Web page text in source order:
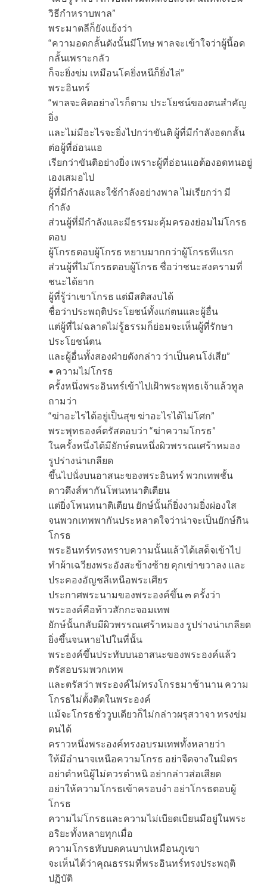
วิธีกำหราบพาล”
พระมาตลีก็ยังแย้งว่า
“ความอดกลั้นดังนั้นมีโทษ พาลจะเข้าใจว่าผู้นี้อด
กลั้นเพราะกลัว
ก็จะยิ่งข่ม เหมือนโคยิ่งหนีก็ยิ่งไล่”
พระอินทร์
“พาลจะคิดอย่างไรก็ตาม ประโยชน์ของตนสำคัญ
ยิ่ง
และไม่มีอะไรจะยิ่งไปกว่าขันติ ผู้ที่มีกำลังอดกลั้น
ต่อผู้ที่อ่อนแอ
เรียกว่าขันติอย่างยิ่ง เพราะผู้ที่อ่อนแอต้องอดทนอยู่
เองเสมอไป
ผู้ที่มีกำลังและใช้กำลังอย่างพาล ไม่เรียกว่า มี
กำลัง
ส่วนผู้ที่มีกำลังและมีธรรมะคุ้มครองย่อมไม่โกรธ
ตอบ
ผู้โกรธตอบผู้โกรธ หยาบมากกว่าผู้โกรธทีแรก
ส่วนผู้ที่ไม่โกรธตอบผู้โกรธ ชื่อว่าชนะสงครามที่
ชนะได้ยาก
ผู้ที่รู้ว่าเขาโกรธ แต่มีสติสงบได้
ชื่อว่าประพฤติประโยชน์ทั้งแก่ตนและผู้อื่น
แต่ผู้ที่ไม่ฉลาดไม่รู้ธรรมก็ย่อมจะเห็นผู้ที่รักษา
ประโยชน์ตน
และผู้อื่นทั้งสองฝ่ายดังกล่าว ว่าเป็นคนโง่เสีย”
• ความไม่โกรธ
ครั้งหนึ่งพระอินทร์เข้าไปเฝ้าพระพุทธเจ้าแล้วทูล
ถามว่า
“ฆ่าอะไรได้อยู่เป็นสุข ฆ่าอะไรได้ไม่โศก”
พระพุทธองค์ตรัสตอบว่า “ฆ่าความโกรธ”
ในครั้งหนึ่งได้มียักษ์ตนหนึ่งผิวพรรณเศร้าหมอง
รูปร่างน่าเกลียด
ขึ้นไปนั่งบนอาสนะของพระอินทร์ พวกเทพชั้น
ดาวดึงส์พากันโพนทนาติเตียน
แต่ยิ่งโพนทนาติเตียน ยักษ์นั้นก็ยิ่งงามยิ่งผ่องใส
จนพวกเทพพากันประหลาดใจว่าน่าจะเป็นยักษ์กิน
โกรธ
พระอินทร์ทรงทราบความนั้นแล้วได้เสด็จเข้าไป
ทำผ้าเฉวียงพระอังสะข้างซ้าย คุกเข่าขวาลง และ
ประคองอัญชลีเหนือพระเศียร
ประกาศพระนามของพระองค์ขึ้น ๓ ครั้งว่า
พระองค์คือท้าวสักกะจอมเทพ
ยักษ์นั้นกลับมีผิวพรรณเศร้าหมอง รูปร่างน่าเกลียด
ยิ่งขึ้นจนหายไปในที่นั้น
พระองค์ขึ้นประทับบนอาสนะของพระองค์แล้ว
ตรัสอบรมพวกเทพ
และตรัสว่า พระองค์ไม่ทรงโกรธมาช้านาน ความ
โกรธไม่ตั้งติดในพระองค์
แม้จะโกรธชั่ววูบเดียวก็ไม่กล่าวผรุสวาจา ทรงข่ม
ตนได้
คราวหนึ่งพระองค์ทรงอบรมเทพทั้งหลายว่า
ให้มีอำนาจเหนือความโกรธ อย่าจืดจางในมิตร
อย่าตำหนิผู้ไม่ควรตำหนิ อย่ากล่าวส่อเสียด
อย่าให้ความโกรธเข้าครอบงำ อย่าโกรธตอบผู้
โกรธ
ความไม่โกรธและความไม่เบียดเบียนมีอยู่ในพระ
อริยะทั้งหลายทุกเมื่อ
ความโกรธทับบดคนบาปเหมือนภูเขา
จะเห็นได้ว่าคุณธรรมที่พระอินทร์ทรงประพฤติ
ปฏิบัติ